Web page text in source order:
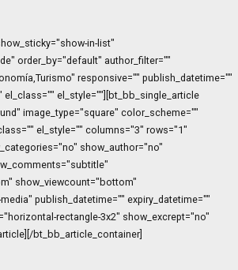
in-list"
order_by="default" author_filter=""
responsive="" publish_datetime=""
el_class="" el_style=""][bt_bb_single_article
image_type="square" color_scheme=""
el_style="" columns="3" rows="1"
show_author="no"
show_viewcount="bottom"
publish_datetime="" expiry_datetime=""
rectangle-3x2" show_excrept="no"
bt_bb_article_container]